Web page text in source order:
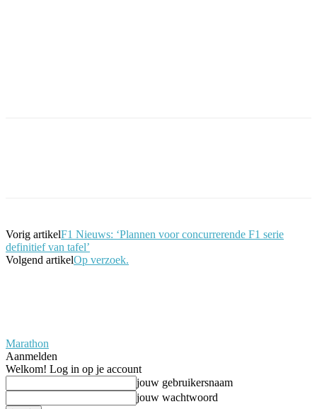
Vorig artikelF1 Nieuws: ‘Plannen voor concurrerende F1 serie
definitief van tafel’
Volgend artikelOp verzoek.
Marathon
Aanmelden
Welkom! Log in op je account
jouw gebruikersnaam
jouw wachtwoord